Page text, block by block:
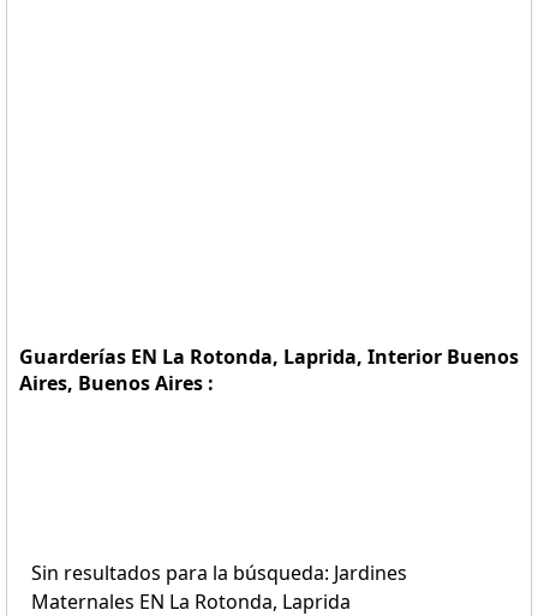
Guarderías EN La Rotonda, Laprida, Interior Buenos
Aires, Buenos Aires :
Sin resultados para la búsqueda: Jardines
Maternales EN La Rotonda, Laprida